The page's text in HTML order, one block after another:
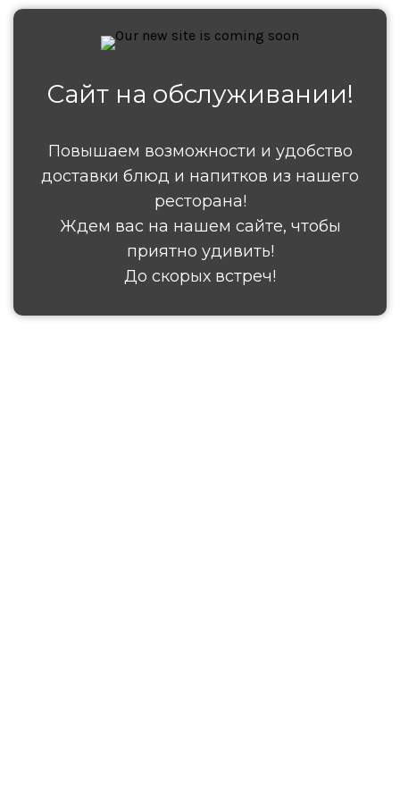
Сайт на обслуживании!
Повышаем возможности и удобство
доставки блюд и напитков из нашего
ресторана!
Ждем вас на нашем сайте, чтобы
приятно удивить!
До скорых встреч!